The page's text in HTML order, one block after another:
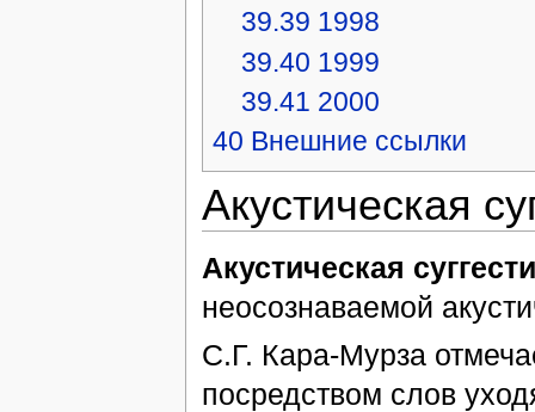
39.39 1998
39.40 1999
39.41 2000
40 Внешние ссылки
Акустическая
Акустическая
неосознаваемой
С.Г. Кара-Мурза
посредством слов